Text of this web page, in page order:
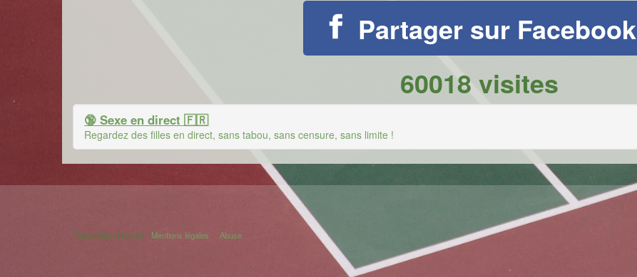
Partager sur Facebook
60018 visites
🔞 Sexe en direct 🇫🇷
Regardez des filles en direct, sans tabou, sans censure, sans limite !
Tous droits réservés Mentions légales Abuse